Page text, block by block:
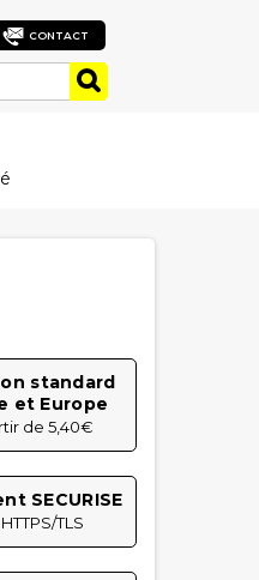
CONTACT
standard
et Europe
de 5,40€
SECURISE
TLS